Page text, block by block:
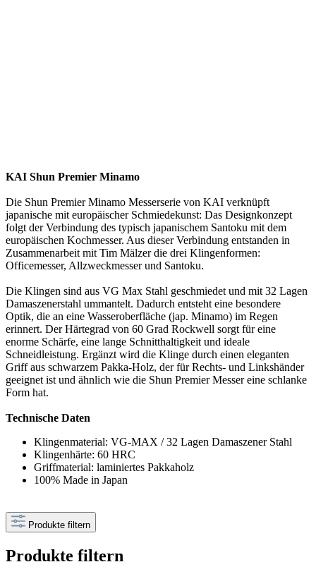
KAI Shun Premier Minamo
Die Shun Premier Minamo Messerserie von KAI verknüpft
japanische mit europäischer Schmiedekunst: Das Designkonzept
folgt der Verbindung des typisch japanischem Santoku mit dem
europäischen Kochmesser. Aus dieser Verbindung entstanden in
Zusammenarbeit mit Tim Mälzer die drei Klingenformen:
Officemesser, Allzweckmesser und Santoku.
Die Klingen sind aus VG Max Stahl geschmiedet und mit 32 Lagen
Damaszenerstahl ummantelt. Dadurch entsteht eine besondere
Optik, die an eine Wasseroberfläche (jap. Minamo) im Regen
erinnert. Der Härtegrad von 60 Grad Rockwell sorgt für eine
enorme Schärfe, eine lange Schnitthaltigkeit und ideale
Schneidleistung. Ergänzt wird die Klinge durch einen eleganten
Griff aus schwarzem Pakka-Holz, der für Rechts- und Linkshänder
geeignet ist und ähnlich wie die Shun Premier Messer eine schlanke
Form hat.
Technische Daten
Klingenmaterial: VG-MAX / 32 Lagen Damaszener Stahl
Klingenhärte: 60 HRC
Griffmaterial: laminiertes Pakkaholz
100% Made in Japan
Produkte filtern
Produkte filtern